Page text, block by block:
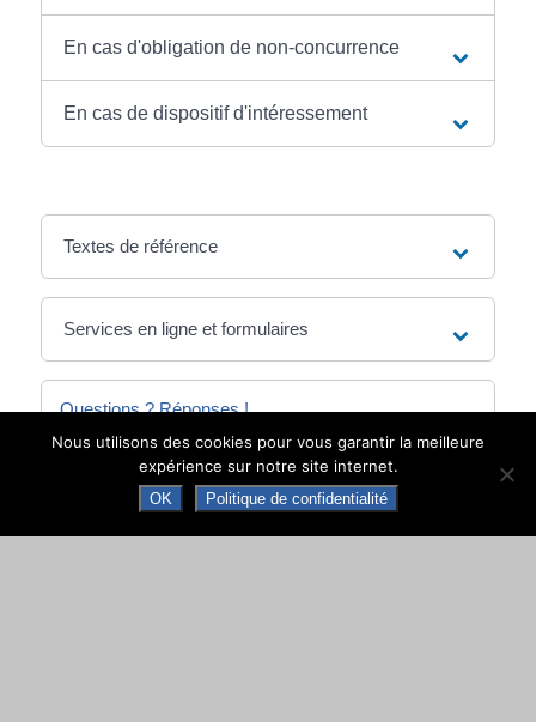
En cas d'obligation de non-concurrence
En cas de dispositif d'intéressement
Textes de référence
Services en ligne et formulaires
Questions ? Réponses !
Un ressortissant européen salarié en France
a-t-il les mêmes droits qu'un salarié
français ?
Nous utilisons des cookies pour vous garantir la meilleure
expérience sur notre site internet.
OK Politique de confidentialité